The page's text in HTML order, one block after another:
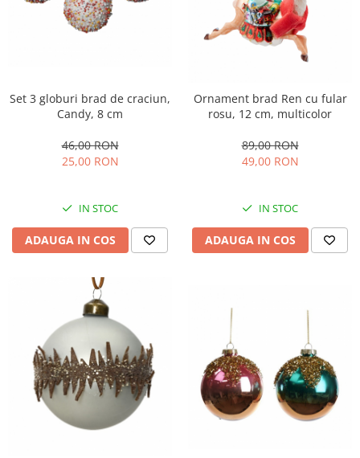
Set 3 globuri brad de craciun,
Candy, 8 cm
46,00 RON
25,00 RON
IN STOC
ADAUGA IN COS
Ornament brad Ren cu fular
rosu, 12 cm, multicolor
89,00 RON
49,00 RON
IN STOC
ADAUGA IN COS